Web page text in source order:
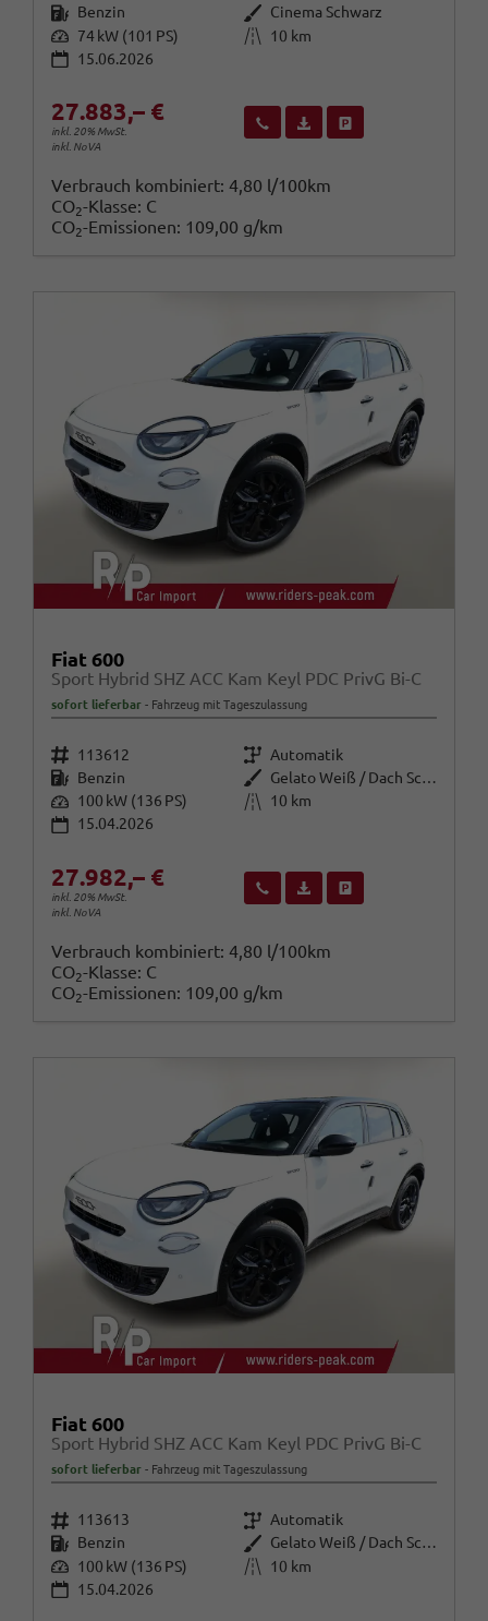
Kraftstoff Benzin Außenfarbe Cinema Schwarz
Leistung 74 kW (101 PS) Kilometerstand
10 km
15.06.2026
27.883,– €
inkl. 20% MwSt.
inkl. NoVA
Wir rufen Sie anFahrzeugexposé (PDF)
Verbrauch kombiniert: 4,80 l/100km
CO2-Klasse: C
CO2-Emissionen: 109,00 g/km
Fiat 600
Sport Hybrid SHZ ACC Kam Keyl PDC PrivG Bi-C
sofort lieferbar Fahrzeug mit Tageszulassung
Fahrzeugnr. 113612 Getriebe Automatik
Kraftstoff Benzin Außenfarbe
Gelato Weiß / Dach Schwarz
Leistung 100 kW (136 PS) Kilometerstand
10 km
15.04.2026
27.982,– €
inkl. 20% MwSt.
inkl. NoVA
Wir rufen Sie anFahrzeugexposé (PDF)
Verbrauch kombiniert: 4,80 l/100km
CO2-Klasse: C
CO2-Emissionen: 109,00 g/km
Fiat 600
Sport Hybrid SHZ ACC Kam Keyl PDC PrivG Bi-C
sofort lieferbar Fahrzeug mit Tageszulassung
Fahrzeugnr. 113613 Getriebe Automatik
Kraftstoff Benzin Außenfarbe
Gelato Weiß / Dach Schwarz
Leistung 100 kW (136 PS) Kilometerstand
10 km
15.04.2026